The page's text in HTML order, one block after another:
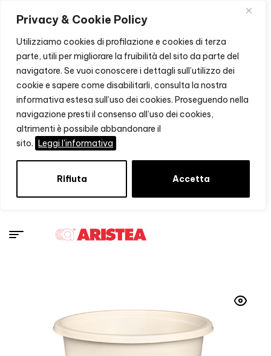
Privacy & Cookie Policy
Utilizziamo cookies di profilazione e cookies di terza
parte, utili per migliorare la fruibilità del sito da parte del
navigatore. Se vuoi conoscere i dettagli sull’utilizzo dei
cookie e sapere come disabilitarli, consulta la nostra
informativa estesa sull’uso dei cookies. Proseguendo nella
navigazione presti il consenso all’uso dei cookies,
altrimenti è possibile abbandonare il
sito. Leggi l'informativa
Rifiuta Accetta